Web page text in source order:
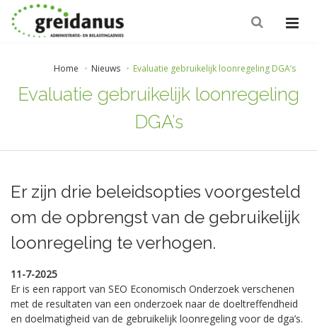
Home Nieuws Evaluatie gebruikelijk loonregeling DGA’s
Evaluatie gebruikelijk loonregeling
DGA’s
Er zijn drie beleidsopties voorgesteld
om de opbrengst van de gebruikelijk
loonregeling te verhogen.
11-7-2025
Er is een rapport van SEO Economisch Onderzoek verschenen
met de resultaten van een onderzoek naar de doeltreffendheid
en doelmatigheid van de gebruikelijk loonregeling voor de dga’s.